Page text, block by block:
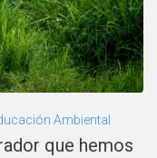
Ambiental
que hemos